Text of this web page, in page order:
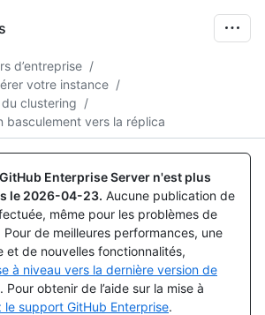
d’entreprise /
votre instance /
clustering /
basculement vers la réplica
Enterprise Server n'est plus
le 2026-04-23. Aucune publication de
même pour les problèmes de
de meilleures performances, une
et de nouvelles fonctionnalités,
à niveau vers la dernière version de
. Pour obtenir de l’aide sur la mise à
support GitHub Enterprise.